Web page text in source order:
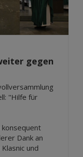
gegen
"Hilfe für
konsequent
Dank an
und